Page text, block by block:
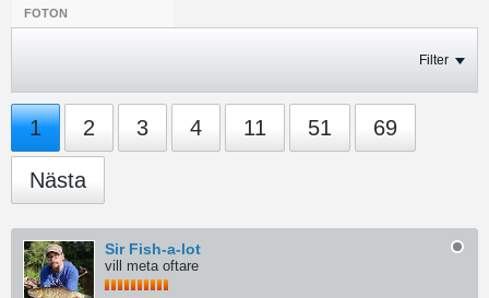
FOTON
Filter
1 2 3 4 11 51 69
Nästa
Sir Fish-a-lot
vill meta oftare